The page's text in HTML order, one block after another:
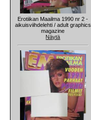
Erotiikan Maailma 1990 nr 2 -
aikuisviihdelehti / adult graphics
magazine
Näytä